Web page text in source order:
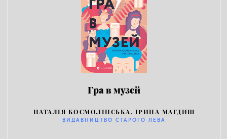
Гра в музей
НАТАЛІЯ КОСМОЛІНСЬКА, ІРИНА МАГДИШ
ВИДАВНИЦТВО СТАРОГО ЛЕВА